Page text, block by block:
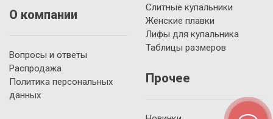
О компании
Вопросы и ответы
Распродажа
Политика персональных
данных
Слитные купальники
Женские плавки
Лифы для купальника
Таблицы размеров
Прочее